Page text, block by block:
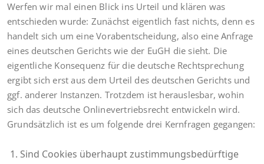
Werfen wir mal einen Blick ins Urteil und klären was
entschieden wurde: Zunächst eigentlich fast nichts, denn es
handelt sich um eine Vorabentscheidung, also eine Anfrage
eines deutschen Gerichts wie der EuGH die sieht. Die
eigentliche Konsequenz für die deutsche Rechtsprechung
ergibt sich erst aus dem Urteil des deutschen Gerichts und
ggf. anderer Instanzen. Trotzdem ist herauslesbar, wohin
sich das deutsche Onlinevertriebsrecht entwickeln wird.
Grundsätzlich ist es um folgende drei Kernfragen gegangen:
Sind Cookies überhaupt zustimmungsbedürftige